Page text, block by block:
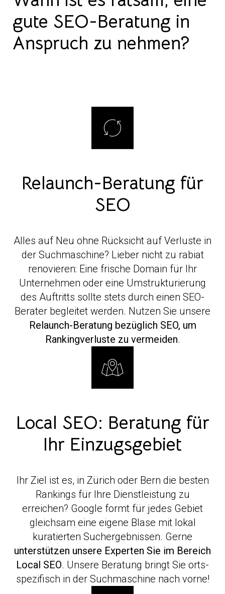
gute SEO-Beratung in
Anspruch zu nehmen?
Relaunch-Beratung für
SEO
Alles auf Neu ohne Rücksicht auf Verluste in
der Suchmaschine? Lieber nicht zu rabiat
renovieren: Eine frische Domain für Ihr
Unternehmen oder eine Umstrukturierung
des Auftritts sollte stets durch einen SEO-
Berater begleitet werden. Nutzen Sie unsere
Relaunch-Beratung bezüglich SEO, um
Rankingverluste zu vermeiden.
Local SEO: Beratung für
Ihr Einzugsgebiet
Ihr Ziel ist es, in Zürich oder Bern die besten
Rankings für Ihre Dienstleistung zu
erreichen? Google formt für jedes Gebiet
gleichsam eine eigene Blase mit lokal
kuratierten Suchergebnissen. Gerne
unterstützen unsere Experten Sie im Bereich
Local SEO. Unsere Beratung bringt Sie orts-
spezifisch in der Suchmaschine nach vorne!